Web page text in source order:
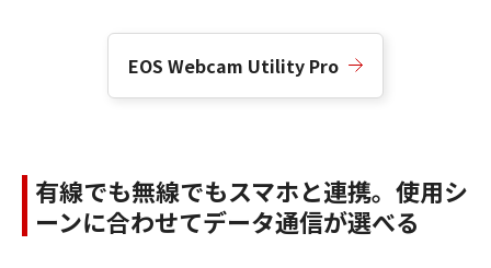
EOS Webcam Utility Pro
有線でも無線でもスマホと連携。使用シ
ーンに合わせてデータ通信が選べる